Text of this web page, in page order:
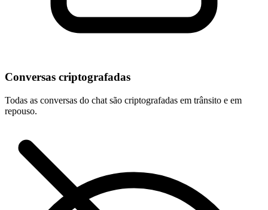
Conversas criptografadas
Todas as conversas do chat são criptografadas em trânsito e em
repouso.